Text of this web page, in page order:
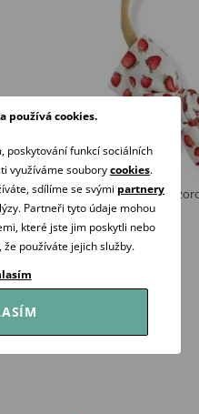
Aliro Čelenka Aline
169 Kč
Skladem
používá cookies.
poskytování funkcí sociálních
využíváme souborycookies.
sdílíme se svými partnery
Partneři tyto údaje mohou
které jste jim poskytli nebo
používáte jejich služby.